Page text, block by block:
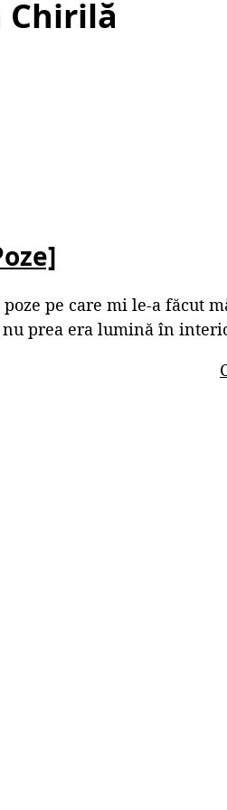
Chirilă
pe care mi le-a făcut
prea era lumină în